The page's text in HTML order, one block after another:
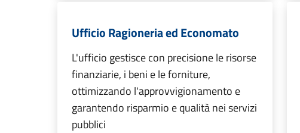
Ufficio Ragioneria ed Economato
L'ufficio gestisce con precisione le risorse
finanziarie, i beni e le forniture,
ottimizzando l'approvvigionamento e
garantendo risparmio e qualità nei servizi
pubblici